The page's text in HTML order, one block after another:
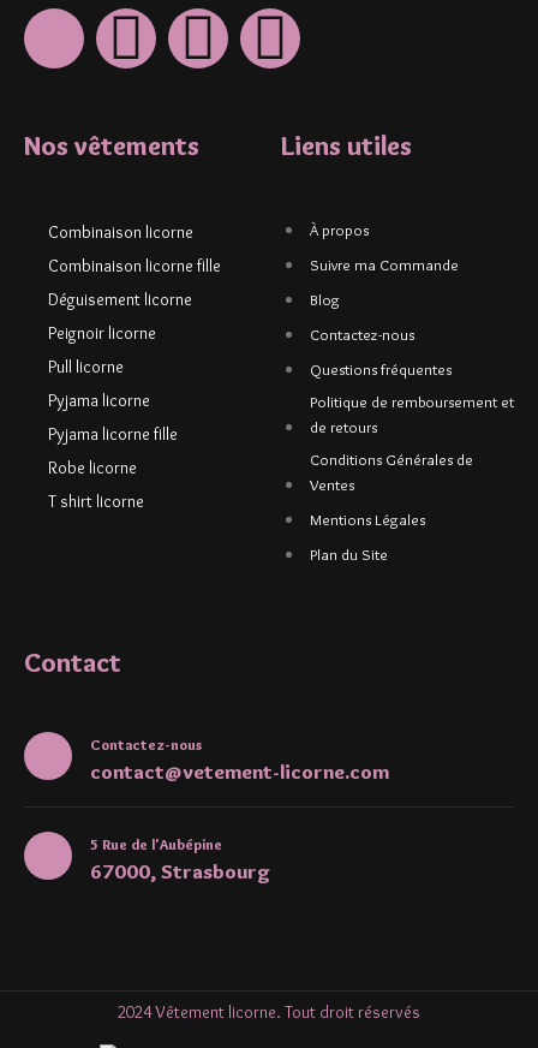
Nos vêtements
Combinaison licorne
Combinaison licorne fille
Déguisement licorne
Peignoir licorne
Pull licorne
Pyjama licorne
Pyjama licorne fille
Robe licorne
T shirt licorne
Liens utiles
À propos
Suivre ma Commande
Blog
Contactez-nous
Questions fréquentes
Politique de remboursement et
de retours
Conditions Générales de
Ventes
Mentions Légales
Plan du Site
Contact
Contactez-nous
contact@vetement-licorne.com
5 Rue de l'Aubépine
67000, Strasbourg
2024 Vêtement licorne. Tout droit réservés